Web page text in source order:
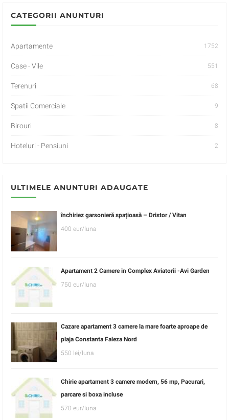
CATEGORII ANUNTURI
Apartamente 1752
Case - Vile 551
Terenuri 68
Spatii Comerciale 9
Birouri 8
Hoteluri - Pensiuni 2
ULTIMELE ANUNTURI ADAUGATE
închiriez garsonieră spațioasă – Dristor / Vitan
400 eur/luna
Apartament 2 Camere in Complex Aviatorii -Avi Garden
750 eur/luna
Cazare apartament 3 camere la mare foarte aproape de
plaja Constanta Faleza Nord
550 lei/luna
Chirie apartament 3 camere modern, 56 mp, Pacurari,
parcare si boxa incluse
570 eur/luna